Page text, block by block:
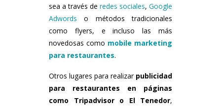
sea a través de redes sociales, Google
Adwords o métodos tradicionales
como flyers, e incluso las más
novedosas como mobile marketing
para restaurantes.
Otros lugares para realizar publicidad
para restaurantes en páginas
como Tripadvisor o El Tenedor,